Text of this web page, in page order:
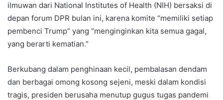
ilmuwan dari National Institutes of Health (NIH) bersaksi di
depan forum DPR bulan ini, karena komite “memiliki setiap
pembenci Trump” yang “menginginkan kita semua gagal,
yang berarti kematian.”
Berkubang dalam penghinaan kecil, pembalasan dendam
dan berbagai omong kosong sejeni, meski dalam kondisi
tragis, presiden berusaha menutup gugus tugas pandemi